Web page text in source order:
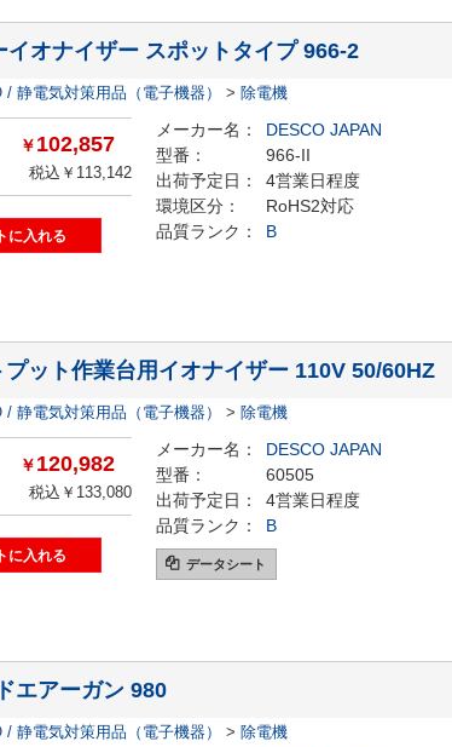
イオナイザー スポットタイプ 966-2
/ 静電気対策用品（電子機器） > 除電機
￥102,857
税込￥113,142
メーカー名：
DESCO JAPAN
型番：
966-II
出荷予定日：
4営業日程度
環境区分：
RoHS2対応
品質ランク：
B
プット作業台用イオナイザー 110V 50/60HZ
/ 静電気対策用品（電子機器） > 除電機
￥120,982
税込￥133,080
メーカー名：
DESCO JAPAN
型番：
60505
出荷予定日：
4営業日程度
品質ランク：
B
データシート
エアーガン 980
/ 静電気対策用品（電子機器） > 除電機